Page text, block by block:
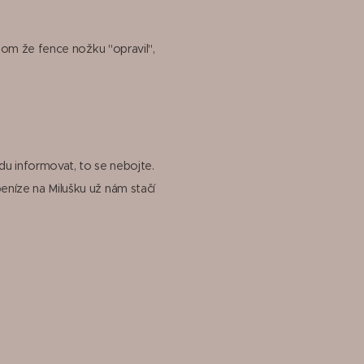
že fence nožku "opravil",
informovat, to se nebojte.
na Milušku už nám stačí